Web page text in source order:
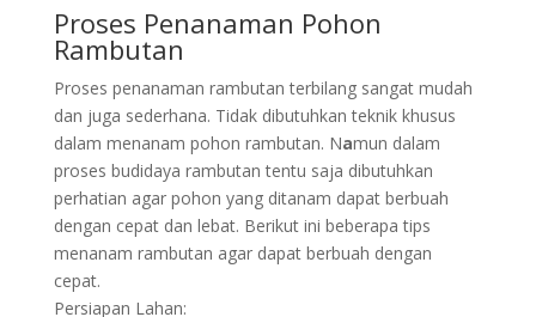
Proses Penanaman Pohon
Rambutan
Proses penanaman rambutan terbilang sangat mudah
dan juga sederhana. Tidak dibutuhkan teknik khusus
dalam menanam pohon rambutan. Namun dalam
proses budidaya rambutan tentu saja dibutuhkan
perhatian agar pohon yang ditanam dapat berbuah
dengan cepat dan lebat. Berikut ini beberapa tips
menanam rambutan agar dapat berbuah dengan
cepat.
Persiapan Lahan: